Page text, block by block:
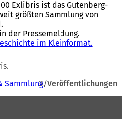
Exlibris ist das Gutenberg-
größten Sammlung von
der Pressemeldung.
im Kleinformat.
Sammlung Veröffentlichungen